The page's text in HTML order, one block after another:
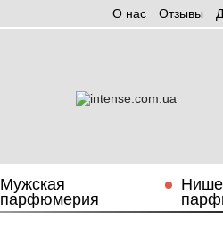
О нас Отзывы
Мужская
парфюмерия